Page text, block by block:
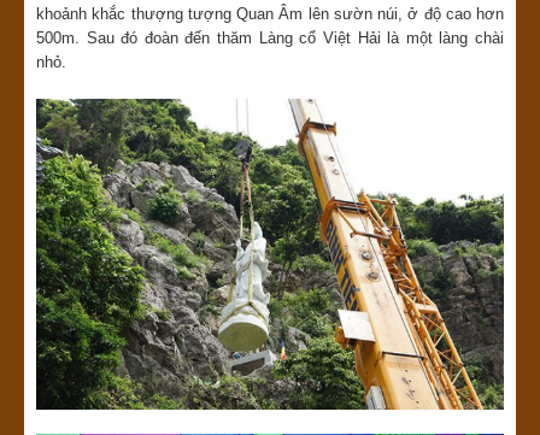
khoảnh khắc thượng tượng Quan Âm lên sườn núi, ở độ cao hơn
500m. Sau đó đoàn đến thăm Làng cổ Việt Hải là một làng chài
nhỏ.